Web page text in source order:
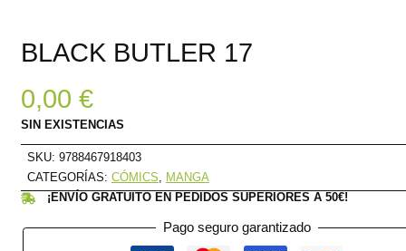
BLACK BUTLER 17
0,00 €
SIN EXISTENCIAS
SKU: 9788467918403
CATEGORÍAS: CÓMICS
MANGA
¡ENVÍO GRATUITO EN PEDIDOS SUPERIORES A 50€!
Pago seguro garantizado